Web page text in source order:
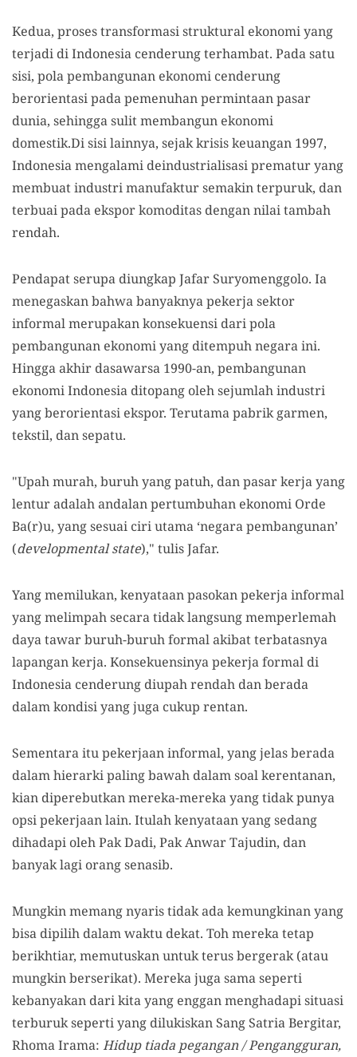
Kedua, proses transformasi struktural ekonomi yang
terjadi di Indonesia cenderung terhambat. Pada satu
sisi, pola pembangunan ekonomi cenderung
berorientasi pada pemenuhan permintaan pasar
dunia, sehingga sulit membangun ekonomi
domestik.Di sisi lainnya, sejak krisis keuangan 1997,
Indonesia mengalami deindustrialisasi prematur yang
membuat industri manufaktur semakin terpuruk, dan
terbuai pada ekspor komoditas dengan nilai tambah
rendah.
Pendapat serupa diungkap Jafar Suryomenggolo. Ia
menegaskan bahwa banyaknya pekerja sektor
informal merupakan konsekuensi dari pola
pembangunan ekonomi yang ditempuh negara ini.
Hingga akhir dasawarsa 1990-an, pembangunan
ekonomi Indonesia ditopang oleh sejumlah industri
yang berorientasi ekspor. Terutama pabrik garmen,
tekstil, dan sepatu.
"Upah murah, buruh yang patuh, dan pasar kerja yang
lentur adalah andalan pertumbuhan ekonomi Orde
Ba(r)u, yang sesuai ciri utama ‘negara pembangunan’
(developmental state)," tulis Jafar.
Yang memilukan, kenyataan pasokan pekerja informal
yang melimpah secara tidak langsung memperlemah
daya tawar buruh-buruh formal akibat terbatasnya
lapangan kerja. Konsekuensinya pekerja formal di
Indonesia cenderung diupah rendah dan berada
dalam kondisi yang juga cukup rentan.
Sementara itu pekerjaan informal, yang jelas berada
dalam hierarki paling bawah dalam soal kerentanan,
kian diperebutkan mereka-mereka yang tidak punya
opsi pekerjaan lain. Itulah kenyataan yang sedang
dihadapi oleh Pak Dadi, Pak Anwar Tajudin, dan
banyak lagi orang senasib.
Mungkin memang nyaris tidak ada kemungkinan yang
bisa dipilih dalam waktu dekat. Toh mereka tetap
berikhtiar, memutuskan untuk terus bergerak (atau
mungkin berserikat). Mereka juga sama seperti
kebanyakan dari kita yang enggan menghadapi situasi
terburuk seperti yang dilukiskan Sang Satria Bergitar,
Rhoma Irama: Hidup tiada pegangan / Pengangguran,